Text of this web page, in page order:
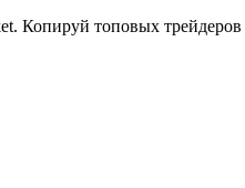
Копируй топовых трейдеров